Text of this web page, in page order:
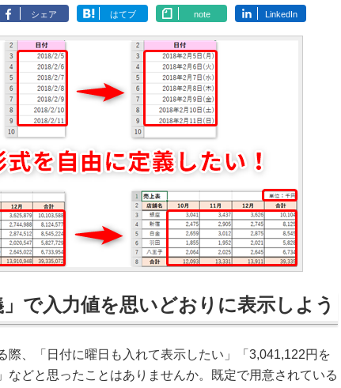
シェア はてブ note LinkedIn
」で入力値を思いどおりに表示しよう
、「日付に曜日も入れて表示したい」「3,041,122円を
などと思ったことはありませんか。既定で用意されている